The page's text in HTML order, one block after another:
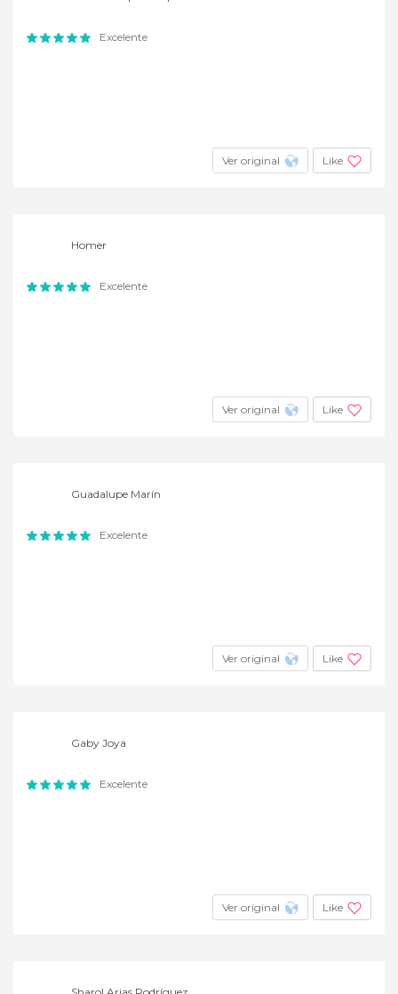
Excelente
Ver original Like
Homer
Excelente
Ver original Like
Guadalupe Marín
Excelente
Ver original Like
Gaby Joya
Excelente
Ver original Like